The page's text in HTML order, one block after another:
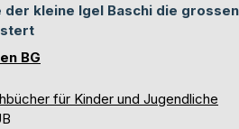
der kleine Igel Baschi die
BG
für Kinder und Jugendliche